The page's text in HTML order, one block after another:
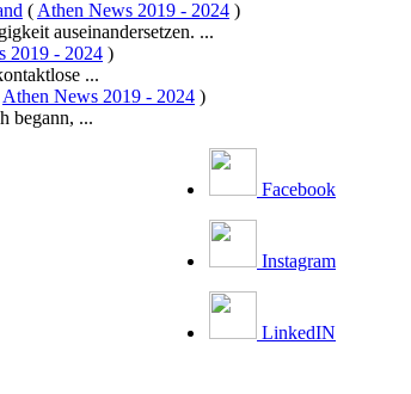
( Athen News 2019 - 2024 )
auseinandersetzen. ...
2019 - 2024 )
...
Athen News 2019 - 2024 )
begann, ...
Facebook
Instagram
LinkedIN